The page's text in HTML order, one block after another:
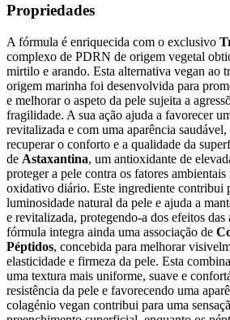
Propriedades
A fórmula é enriquecida com o exclusivo
complexo de PDRN de origem vegetal
mirtilo e arando. Esta alternativa vegan ao
origem marinha foi desenvolvida para
e melhorar o aspeto da pele sujeita a
fragilidade. A sua ação ajuda a favorecer
revitalizada e com uma aparência
recuperar o conforto e a qualidade da
de Astaxantina, um antioxidante de
proteger a pele contra os fatores ambientais
oxidativo diário. Este ingrediente contribui
luminosidade natural da pele e ajuda a
e revitalizada, protegendo-a dos efeitos das
fórmula integra ainda uma associação de
Péptidos, concebida para melhorar
elasticidade e firmeza da pele. Esta
uma textura mais uniforme, suave e
resistência da pele e favorecendo uma
colagénio vegan contribui para uma